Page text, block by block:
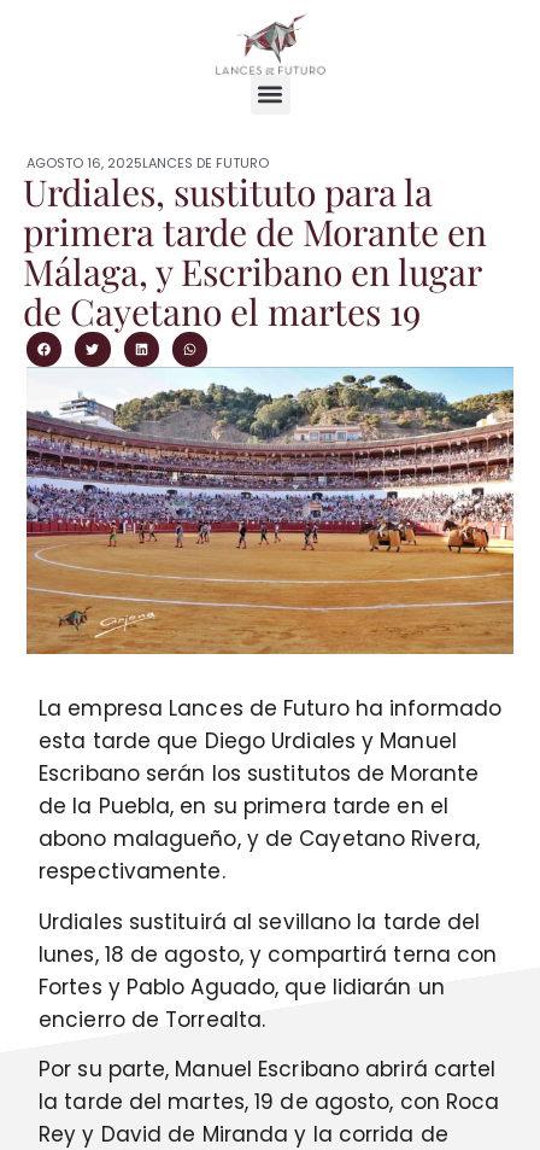
AGOSTO 16, 2025LANCES DE FUTURO
Urdiales, sustituto para la
primera tarde de Morante en
Málaga, y Escribano en lugar
de Cayetano el martes 19
La empresa Lances de Futuro ha informado
esta tarde que Diego Urdiales y Manuel
Escribano serán los sustitutos de Morante
de la Puebla, en su primera tarde en el
abono malagueño, y de Cayetano Rivera,
respectivamente.
Urdiales sustituirá al sevillano la tarde del
lunes, 18 de agosto, y compartirá terna con
Fortes y Pablo Aguado, que lidiarán un
encierro de Torrealta.
Por su parte, Manuel Escribano abrirá cartel
la tarde del martes, 19 de agosto, con Roca
Rey y David de Miranda y la corrida de